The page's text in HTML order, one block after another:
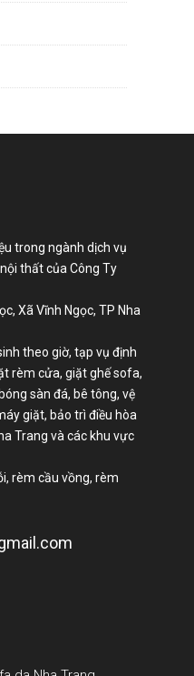
trong ngành dịch vụ
thất của Công Ty
Xã Vĩnh Ngọc, TP Nha
theo giờ, tạp vụ định
rèm cửa, giặt ghế sofa,
sàn đá, bê tông, vệ
giặt, bảo trì điều hòa
Trang và các khu vực
rèm cầu vồng, rèm